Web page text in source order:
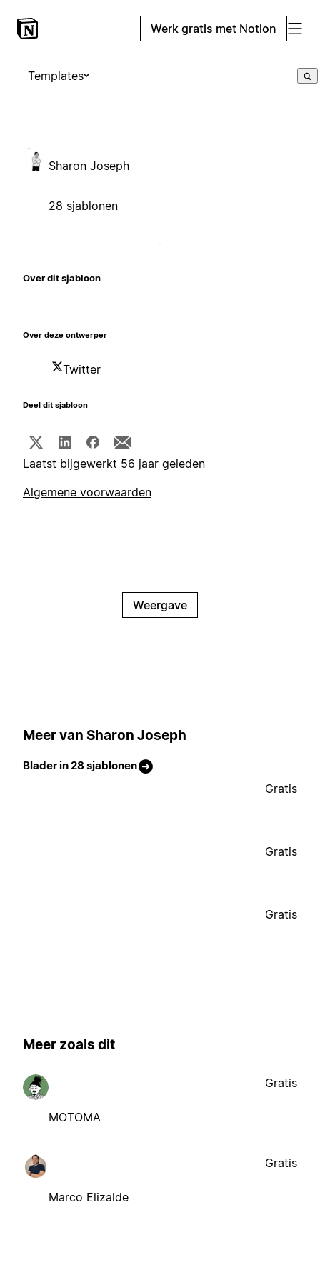
Werk gratis met Notion
Templates
Sharon Joseph
28 sjablonen
Over dit sjabloon
Over deze ontwerper
Twitter
Deel dit sjabloon
Laatst bijgewerkt 56 jaar geleden
Algemene voorwaarden
Weergave
Meer van Sharon Joseph
Blader in 28 sjablonen
Gratis
Gratis
Gratis
Meer zoals dit
MOTOMA
Gratis
Marco Elizalde
Gratis